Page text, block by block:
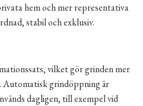
hem och mer representativa
stabil och exklusiv.
vilket gör grinden mer
Automatisk grindöppning är
dagligen, till exempel vid